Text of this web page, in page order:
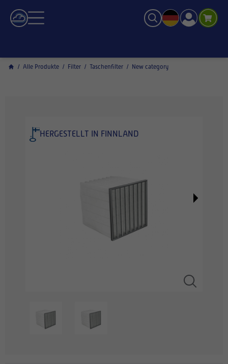
/ Alle Produkte / Filter / Taschenfilter / New category
HERGESTELLT IN FINNLAND